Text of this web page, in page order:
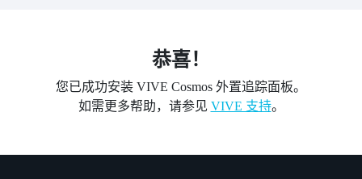
恭喜！
您已成功安装 VIVE Cosmos 外置追踪面板。
如需更多帮助，请参见 VIVE 支持。